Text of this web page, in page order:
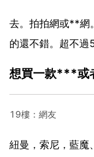
去。拍拍網或**網
的還不錯。超不過
想買一款***或
19樓：網友
紐曼，索尼，藍魔